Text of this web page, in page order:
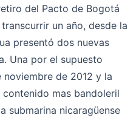
del Pacto de Bogotá
un año, desde la
presentó dos nuevas
Una por el supuesto
de 2012 y la
mas bandoleril
submarina nicaragüense